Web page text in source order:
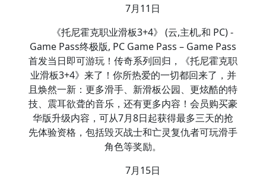
7月11日
《托尼霍克职业滑板3+4》 (云,主机,和 PC) -
Game Pass终极版, PC Game Pass – Game Pass
首发当日即可游玩！传奇系列回归，《托尼霍克职
业滑板3+4》来了！你所热爱的一切都回来了，并
且焕然一新：更多滑手、新滑板公园、更炫酷的特
技、震耳欲聋的音乐，还有更多内容！会员购买豪
华版升级内容，可从7月8日起获得最多三天的抢
先体验资格，包括毁灭战士和亡灵复仇者可玩滑手
角色等奖励。
7月15日